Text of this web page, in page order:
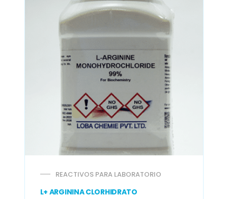
REACTIVOS PARA LABORATORIO
L+ ARGININA CLORHIDRATO